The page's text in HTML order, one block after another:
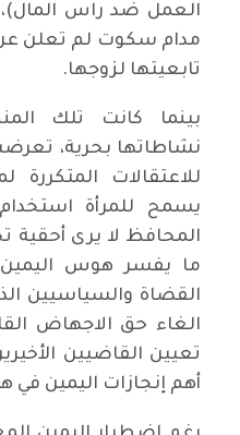
العمل ضد راس المال)،
مدام سكوت لم تعلن
تابعيتها لزوجها.
بينما كانت تلك
نشاطاتها بحرية،
للاعتقالات المتكررة
يسمح للمرأة
المحافظ لا يرى أحقية
ما يفسر هوس
القضاة والسياسيين
الغاء حق الاجهاض
تعيين القاضيين
أهم إنجازات اليمين في